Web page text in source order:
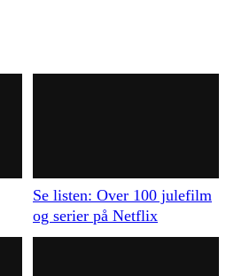
Se listen: Over 100 julefilm
og serier på Netflix